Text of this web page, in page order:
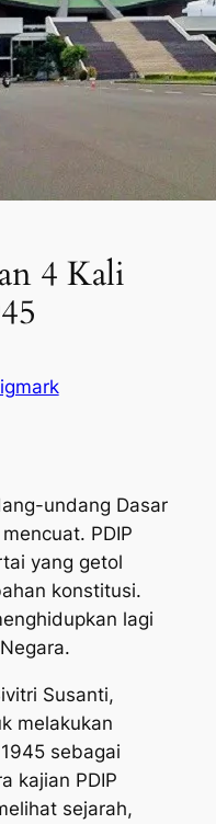
4 Kali
undang Dasar
PDIP
yang getol
konstitusi.
lagi
Susanti,
melakukan
sebagai
kajian PDIP
sejarah,